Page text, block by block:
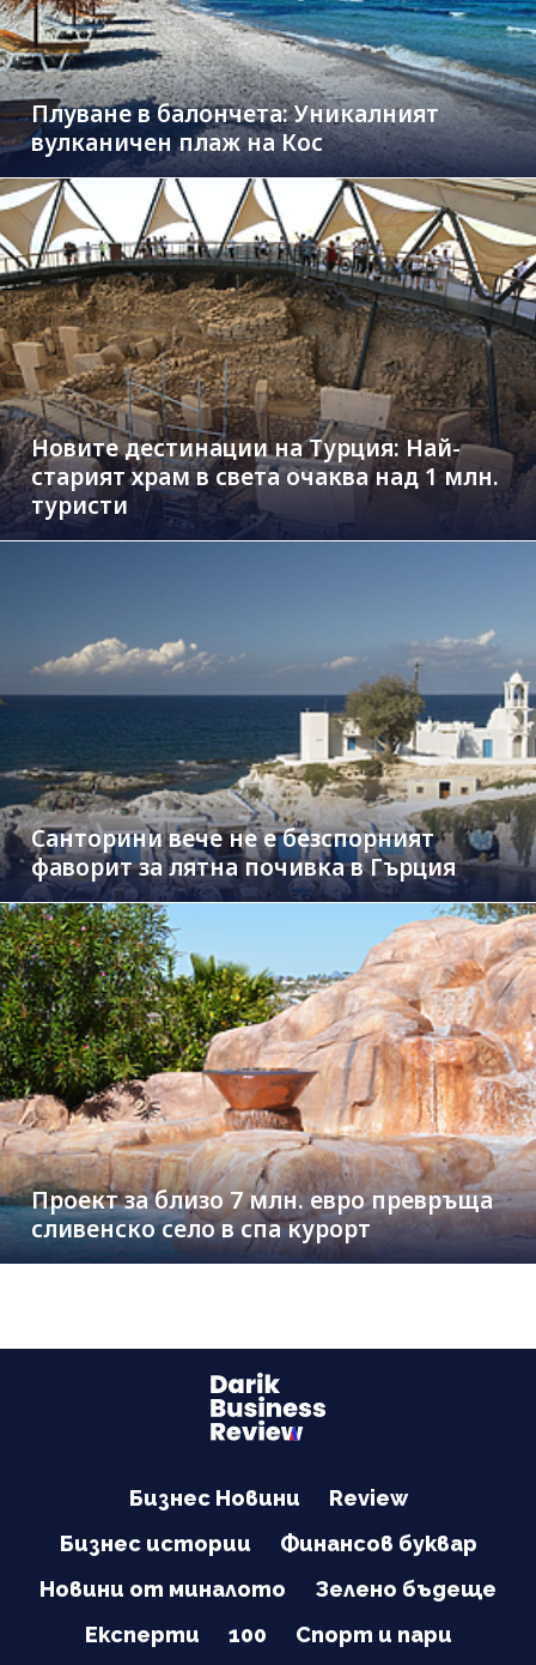
Плуване в балончета: Уникалният
вулканичен плаж на Кос
Новите дестинации на Турция: Най-
старият храм в света очаква над 1 млн.
туристи
Санторини вече не е безспорният
фаворит за лятна почивка в Гърция
Проект за близо 7 млн. евро превръща
сливенско село в спа курорт
Бизнес Новини
Review
Бизнес истории
Финансов буквар
Новини от миналото
Зелено бъдеще
Експерти
100 Спорт и пари